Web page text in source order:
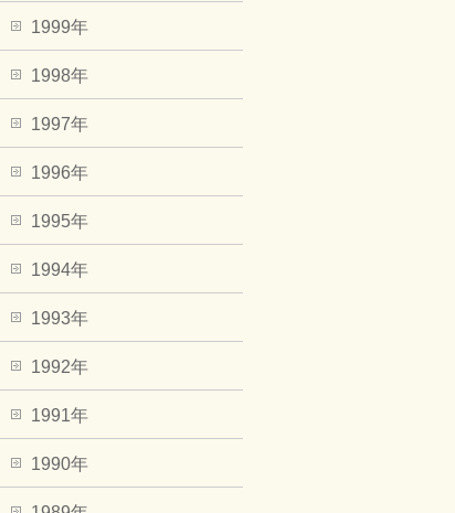
1999年
1998年
1997年
1996年
1995年
1994年
1993年
1992年
1991年
1990年